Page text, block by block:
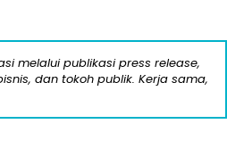
melalui publikasi press release,
dan tokoh publik. Kerja sama,